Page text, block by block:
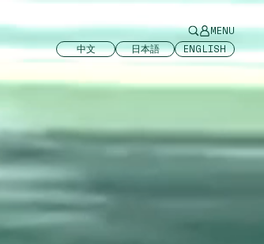
MENU
中文
日本語 ENGLISH